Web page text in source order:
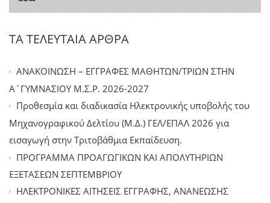
ΤΑ ΤΕΛΕΥΤΑΙΑ ΑΡΘΡΑ
ΑΝΑΚΟΙΝΩΣΗ – ΕΓΓΡΑΦΕΣ ΜΑΘΗΤΩΝ/ΤΡΙΩΝ ΣΤΗΝ
Α΄ΓΥΜΝΑΣΙΟΥ Μ.Σ.Ρ. 2026-2027
Προθεσμία και διαδικασία Ηλεκτρονικής υποβολής του
Μηχανογραφικού Δελτίου (Μ.Δ.) ΓΕΛ/ΕΠΑΛ 2026 για
εισαγωγή στην Τριτοβάθμια Εκπαίδευση.
ΠΡΟΓΡΑΜΜΑ ΠΡΟΑΓΩΓΙΚΩΝ ΚΑΙ ΑΠΟΛΥΤΗΡΙΩΝ
ΕΞΕΤΑΣΕΩΝ ΣΕΠΤΕΜΒΡΙΟΥ
ΗΛΕΚΤΡΟΝΙΚΕΣ ΑΙΤΗΣΕΙΣ ΕΓΓΡΑΦΗΣ, ΑΝΑΝΕΩΣΗΣ